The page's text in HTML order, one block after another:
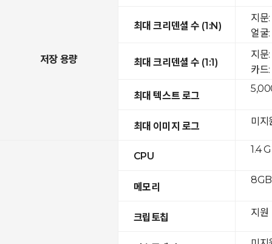
저장 용량
최대 크리덴셜 수 (1:N)
최대 크리덴셜 수 (1:1)
최대 텍스트 로그
최대 이미지 로그
CPU
메모리
크립토칩
지
얼
지
카
미지
1.4
지원